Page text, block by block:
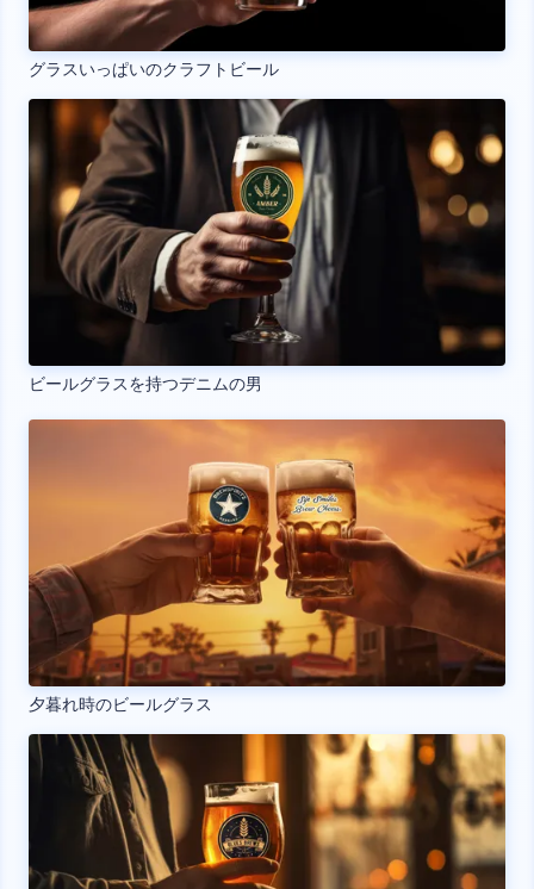
グラスいっぱいのクラフトビール
ビールグラスを持つデニムの男
夕暮れ時のビールグラス